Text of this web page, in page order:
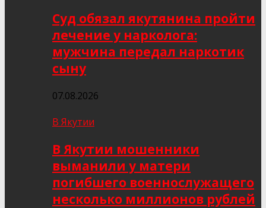
Суд обязал якутянина пройти
лечение у нарколога:
мужчина передал наркотик
сыну
07.08.2026
В Якутии
В Якутии мошенники
выманили у матери
погибшего военнослужащего
несколько миллионов рублей